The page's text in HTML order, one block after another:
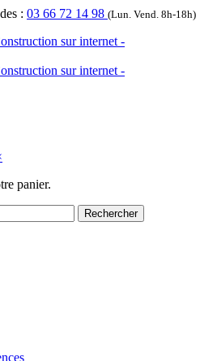
: 03 66 72 14 98 (Lun. Vend. 8h-18h)
panier.
Rechercher